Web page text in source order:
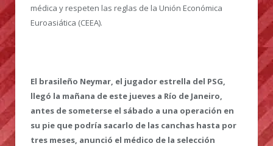
médica y respeten las reglas de la Unión Económica
Euroasiática (CEEA).
El brasileño Neymar, el jugador estrella del PSG,
llegó la mañana de este jueves a Río de Janeiro,
antes de someterse el sábado a una operación en
su pie que podría sacarlo de las canchas hasta por
tres meses, anunció el médico de la selección